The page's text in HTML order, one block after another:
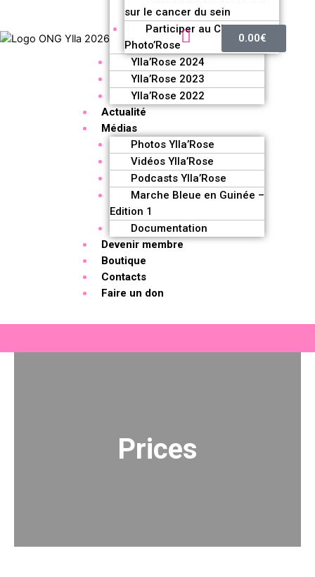
sur le cancer du sein
Participer au Challenge
Photo’Rose
Ylla’Rose 2024
Ylla’Rose 2023
Ylla’Rose 2022
Actualité
Médias
Photos Ylla’Rose
Vidéos Ylla’Rose
Podcasts Ylla’Rose
Marche Bleue en Guinée –
Edition 1
Documentation
Devenir membre
Boutique
Contacts
Faire un don
0.00€
Prices